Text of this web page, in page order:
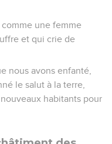
une femme
et qui crie de
nous avons enfanté,
le salut à la terre,
habitants pour